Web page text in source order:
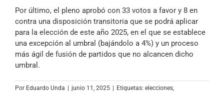
Por último, el pleno aprobó con 33 votos a favor y 8 en
contra una disposición transitoria que se podrá aplicar
para la elección de este año 2025, en el que se establece
una excepción al umbral (bajándolo a 4%) y un proceso
más ágil de fusión de partidos que no alcancen dicho
umbral.
Por Eduardo Unda junio 11, 2025 Etiquetas: elecciones,